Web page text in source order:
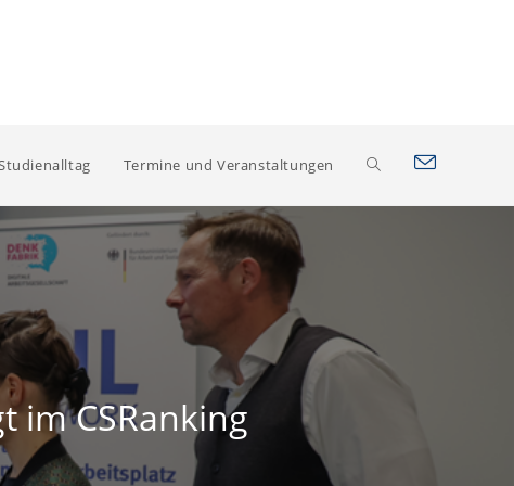
Termine und Veranstaltungen Website-
im CSRanking